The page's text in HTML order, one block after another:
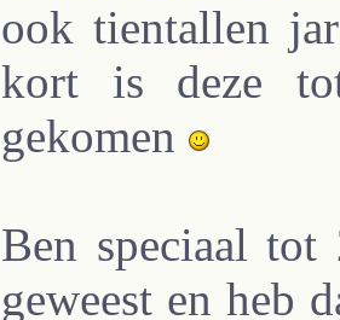
ook tientallen
kort is deze
gekomen
Ben speciaal
geweest en heb